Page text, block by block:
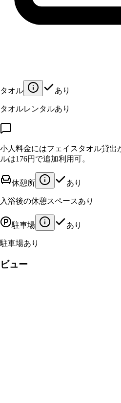
タオル あり
タオルレンタルあり
小人料金にはフェイスタオル貸出
ルは176円で追加利用可。
休憩所 あり
入浴後の休憩スペースあり
駐車場 あり
駐車場あり
ビュー